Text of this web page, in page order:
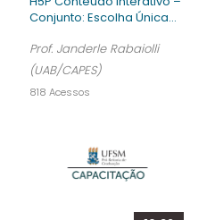
Conjunto: Escolha Única...
Prof. Janderle Rabaiolli
(UAB/CAPES)
818 Acessos